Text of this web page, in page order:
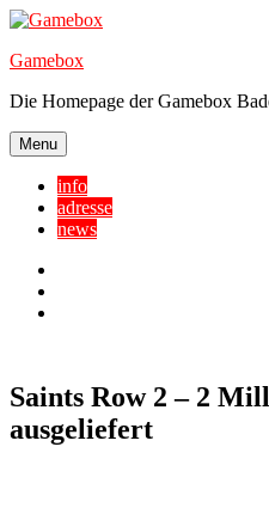
Skip
content
Gamebox
Die Homepage der Gamebox
Menu
info
adresse
news
Saints Row 2 – 2
ausgeliefert